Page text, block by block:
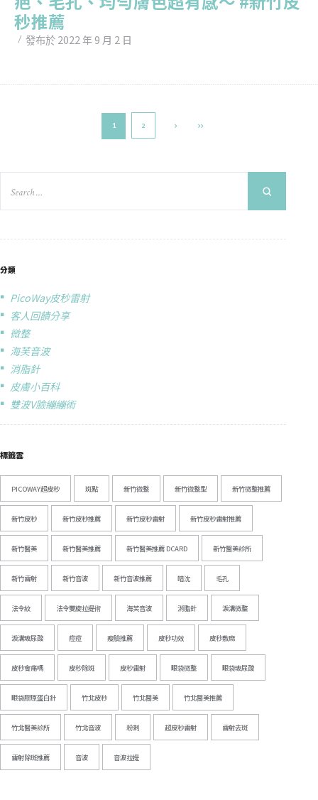
秒推薦
發布於 2022 年 9 月 2 日
1 2
分類
PicoWay皮秒雷射
客人回饋分享
微整
海芙音波
消脂針
皮膚小百科
雙波V臉繃繃術
標籤雲
PICOWAY超皮秒 斑點 新竹微整 新竹微整型 新竹微整推薦
新竹皮秒 新竹皮秒推薦 新竹皮秒雷射 新竹皮秒雷射推薦
新竹醫美 新竹醫美推薦 新竹醫美推薦 DCARD 新竹醫美診所
新竹雷射 新竹音波 新竹音波推薦 暗沈 毛孔
法令紋 法令雙旋拉提術 海芙音波 消脂針 淚溝微整
淚溝玻尿酸 痘痘 瘦臉推薦 皮秒功效 皮秒敷麻
皮秒會痛嗎 皮秒除斑 皮秒雷射 眼袋微整 眼袋玻尿酸
眼袋膠原蛋白針 竹北皮秒 竹北醫美 竹北醫美推薦
竹北醫美診所 竹北音波 粉刺 超皮秒雷射 雷射去斑
雷射除斑推薦 音波 音波拉提